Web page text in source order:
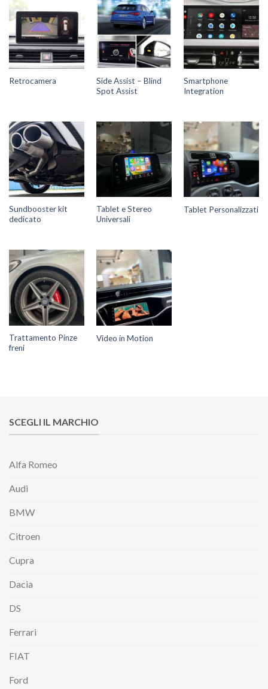
Retrocamera
Side Assist – Blind
Spot Assist
Smartphone
Integration
Sundbooster kit
dedicato
Tablet e Stereo
Universali
Tablet Personalizzati
Trattamento Pinze
freni
Video in Motion
SCEGLI IL MARCHIO
Alfa Romeo
Audi
BMW
Citroen
Cupra
Dacia
DS
Ferrari
FIAT
Ford